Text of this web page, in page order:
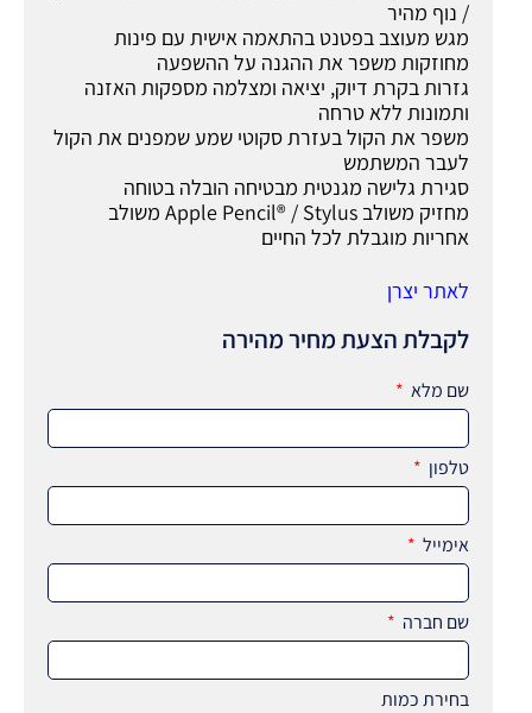
/ נוף מהיר
מגש מעוצב בפטנט בהתאמה אישית עם פינות
מחוזקות משפר את ההגנה על ההשפעה
גזרות בקרת דיוק, יציאה ומצלמה מספקות האזנה
ותמונות ללא טרחה
משפר את הקול בעזרת סקוטי שמע שמפנים את הקול
לעבר המשתמש
סגירת גלישה מגנטית מבטיחה הובלה בטוחה
מחזיק משולב Apple Pencil® / Stylus משולב
אחריות מוגבלת לכל החיים
לאתר יצרן
לקבלת הצעת מחיר מהירה
שם מלא
טלפון
אימייל
שם חברה
בחירת כמות